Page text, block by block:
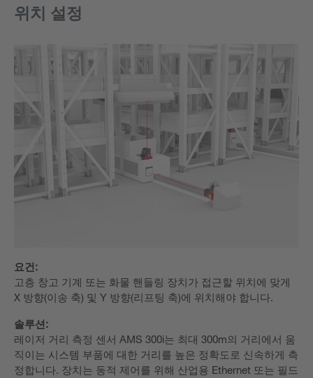
위치 설정
요건:
고층 창고 기계 또는 화물 핸들링 장치가 접근할 위치에 맞게
X 방향(이송 축) 및 Y 방향(리프팅 축)에 위치해야 합니다.
솔루션:
레이저 거리 측정 센서 AMS 300i는 최대 300m의 거리에서 움
직이는 시스템 부품에 대한 거리를 높은 정확도로 신속하게 측
정합니다. 장치는 동적 제어를 위해 산업용 Ethernet 또는 필드